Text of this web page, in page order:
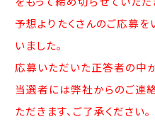
予想よりたくさんのご応募を
いました。
応募いただいた正答者の中か
当選者には弊社からのご連
ただきます、ご了承ください。